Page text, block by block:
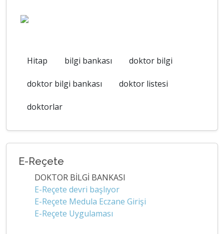
Hitap bilgi bankası doktor bilgi
doktor bilgi bankası doktor listesi
doktorlar
E-Reçete
DOKTOR BİLGİ BANKASI
E-Reçete devri başlıyor
E-Reçete Medula Eczane Girişi
E-Reçete Uygulaması